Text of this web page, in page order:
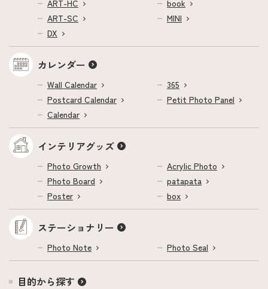
ART-HC
ART-SC
DX
book
MINI
カレンダー
Wall Calendar
Postcard Calendar
Calendar
365
Petit Photo Panel
インテリアグッズ
Photo Growth
Photo Board
Poster
Acrylic Photo
patapata
box
ステーショナリー
Photo Note Photo Seal
目的から探す